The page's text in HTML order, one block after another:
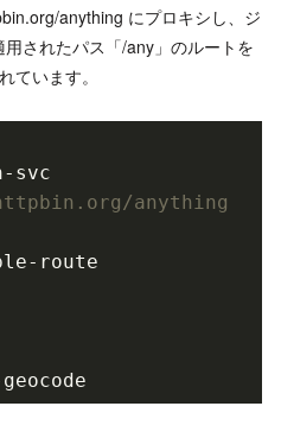
anything にプロキシし、ジ
されたパス「/any」のルートを
ています。
svc
anything
route